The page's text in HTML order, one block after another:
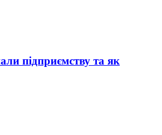
підприємству та як